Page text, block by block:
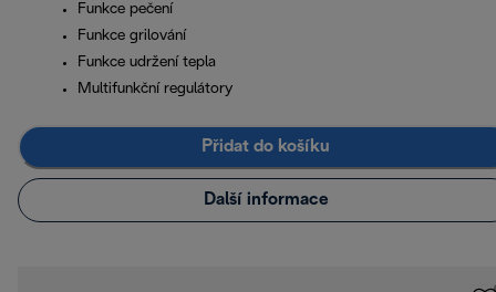
Funkce pečení
Funkce grilování
Funkce udržení tepla
Multifunkční regulátory
Přidat do košíku
Další informace